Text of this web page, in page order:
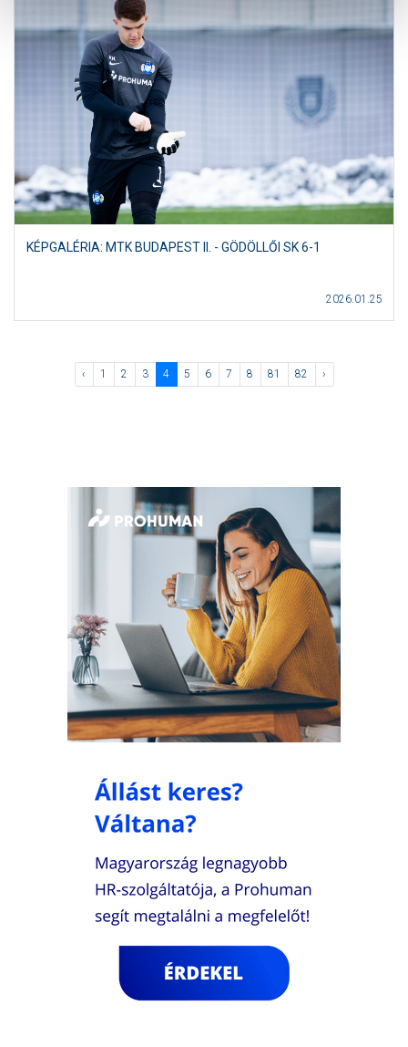
KÉPGALÉRIA: MTK BUDAPEST II. - GÖDÖLLŐI SK 6-1
2026.01.25
‹ 1 2 3 4 5 6 7 8 81 82 ›